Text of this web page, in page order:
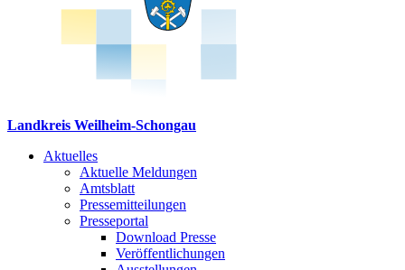
Landkreis Weilheim-Schongau
Aktuelles
Aktuelle Meldungen
Amtsblatt
Pressemitteilungen
Presseportal
Download Presse
Veröffentlichungen